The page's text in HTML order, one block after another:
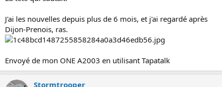
J'ai les nouvelles depuis plus de 6 mois, et j'ai regardé après
Dijon-Prenois, ras.
Envoyé de mon ONE A2003 en utilisant Tapatalk
Stormtrooper